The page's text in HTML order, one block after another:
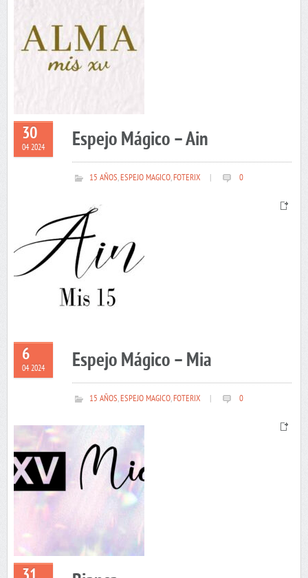
30
04 2024 Espejo Mágico – Ain
15 AÑOS,ESPEJO MAGICO,FOTERIX 0
6
04 2024 Espejo Mágico – Mia
15 AÑOS,ESPEJO MAGICO,FOTERIX 0